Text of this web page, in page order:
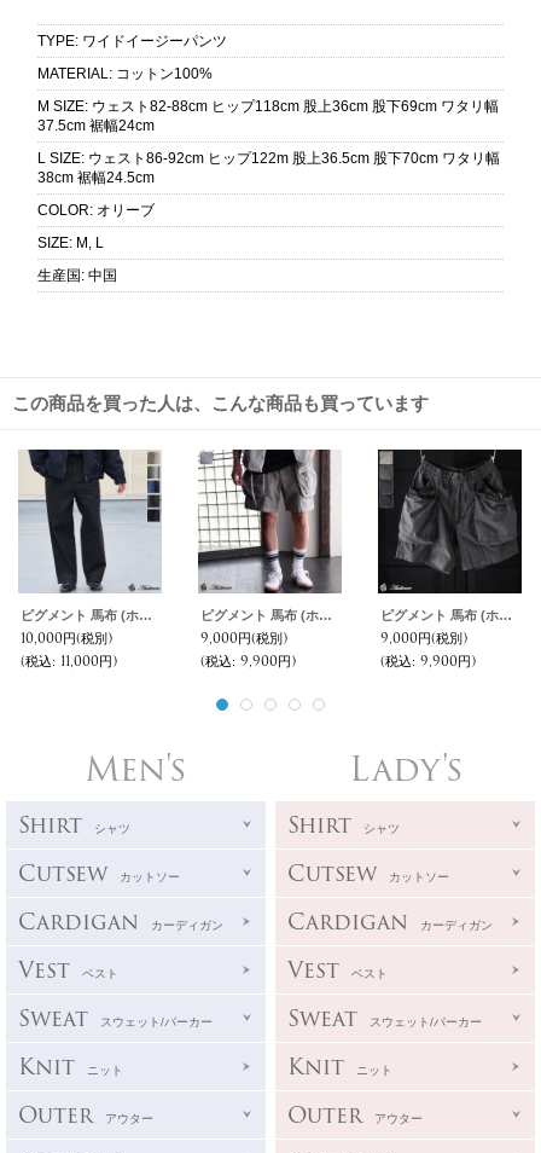
TYPE: ワイドイージーパンツ
MATERIAL: コットン100%
M SIZE: ウェスト82-88cm ヒップ118cm 股上36cm 股下69cm ワタリ幅
37.5cm 裾幅24cm
L SIZE: ウェスト86-92cm ヒップ122m 股上36.5cm 股下70cm ワタリ幅
38cm 裾幅24.5cm
COLOR: オリーブ
SIZE: M, L
生産国 : 中国
この商品を買った人は、こんな商品も買っています
ピグメント 馬布 (ホースクロス) 2タック ワイド イージーパンツ /Audience
10,000円(税別)
(税込: 11,000円)
ピグメント 馬布 (ホースクロス) キャンピング イージーショーツ /Audience
9,000円(税別)
(税込: 9,900円)
ピグメント 馬布 (ホースクロス) キャンピング イージーショーツ /Audience
9,000円(税別)
(税込: 9,900円)
Men's
Shirt シャツ
Cutsew カットソー
Cardigan カーディガン
Vest ベスト
Sweat スウェット/パーカー
Knit ニット
Outer アウター
Lady's
Shirt シャツ
Cutsew カットソー
Cardigan カーディガン
Vest ベスト
Sweat スウェット/パーカー
Knit ニット
Outer アウター